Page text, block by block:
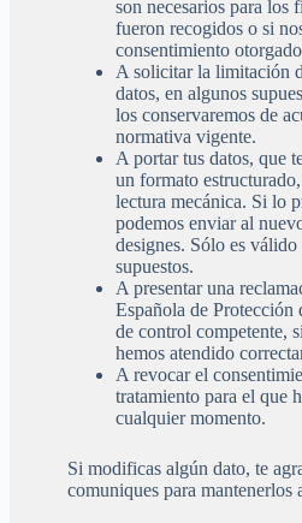
son necesarios para los
fueron recogidos o si
consentimiento
A solicitar la limitación
datos, en algunos
los conservaremos de
normativa vigente.
A portar tus datos, que
un formato
lectura mecánica. Si lo
podemos enviar al
designes. Sólo es
supuestos.
A presentar una
Española de Protección
de control competente,
hemos atendido
A revocar el
tratamiento para el que
cualquier momento.
Si modificas algún dato, te
comuniques para mantenerlos